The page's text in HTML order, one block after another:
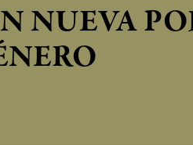
NUEVA